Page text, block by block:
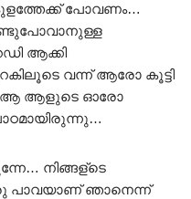
പോവണം…
ആക്കി
വന്ന് ആരോ കൂട്ടി
ആ ആളുടെ ഓരോ
നിങ്ങള്ടെ
പാവയാണ് ഞാനെന്ന്